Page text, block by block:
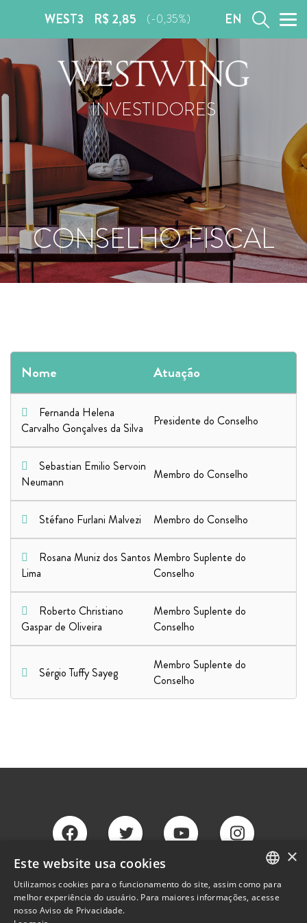
WEST3 R$ 2,85 (-0,35%) EN
INVESTIDORES
CONSELHO FISCAL
Nome Atuação
Fernanda Helena
Carvalho Gonçalves da Silva
Presidente do Conselho
Sebastian Emilio Servoin
Neumann
Membro do Conselho
Stéfano Furlani Malvezi Membro do Conselho
Rosana Muniz dos Santos
Lima
Membro Suplente do
Conselho
Roberto Christiano
Gaspar de Oliveira
Membro Suplente do
Conselho
Sérgio Tuffy Sayeg
Membro Suplente do
Conselho
Westwing
Facebook
Westwing
Twitter
Westwing
Youtube
Instagram
×
Este website usa cookies
Utilizamos cookies para o funcionamento do site, assim como para
melhor experiência do usuário. Para maiores informações, acesse
nosso Aviso de Privacidade.